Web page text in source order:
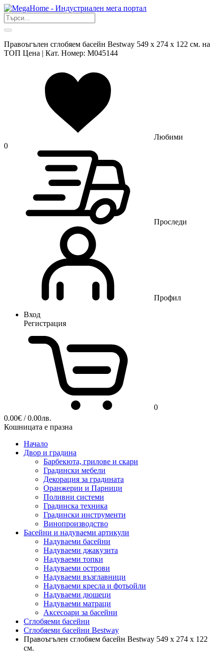
Правоъгълен сглобяем басейн Bestway 549 х 274 х 122 см. на
ТОП Цена | Кат. Номер: M045144
Любими
0
Проследи
Профил
Вход
Регистрация
0
0.00€ / 0.00лв.
Кошницата е празна
Начало
Двор и градина
Барбекюта, грилове и скари
Градински мебели
Декорация за градината
Оранжерии и Парници
Поливни системи
Градинска техника
Градински инструменти
Винопроизводство
Басейни и надуваеми артикули
Надуваеми басейни
Надуваеми джакузита
Надуваеми топки
Надуваеми острови
Надуваеми възглавници
Надуваеми кресла и фотьойли
Надуваеми дюшеци
Надуваеми матраци
Аксесоари за басейни
Сглобяеми басейни
Сглобяеми басейни Bestway
Правоъгълен сглобяем басейн Bestway 549 х 274 х 122
см.